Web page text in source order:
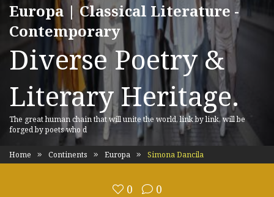
Europa | Classical Literature -
Contemporary
Diverse Poetry &
Literary Heritage.
The great human chain that will unite the world, link by link, will be
forged by poets who d
Home Continents Europa Simona Dancila
0 0